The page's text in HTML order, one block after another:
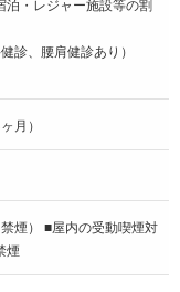
泊・レジャー施設等の割
診、腰肩健診あり）
月）
煙） ■屋内の受動喫煙対
煙